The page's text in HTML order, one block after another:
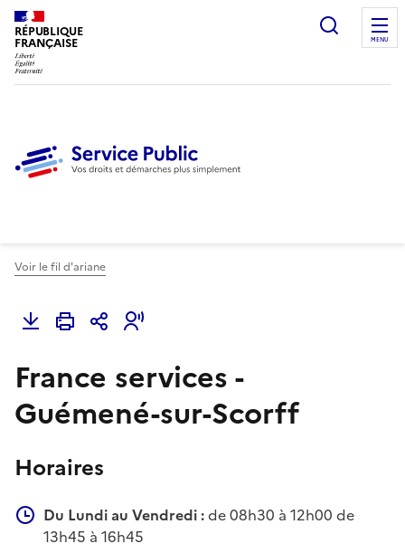
RÉPUBLIQUE
FRANÇAISE
Ouvrir
MENU
Voir le fil d'ariane
France services -
Guémené-sur-Scorff
Horaires
Du Lundi au Vendredi :de 08h30 à 12h00 de
13h45 à 16h45